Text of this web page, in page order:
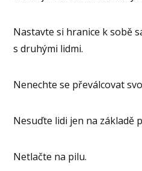
Nastavte si hranice k sobě
s druhými lidmi.
Nenechte se převálcovat
Nesuďte lidi jen na základě
Netlačte na pilu.